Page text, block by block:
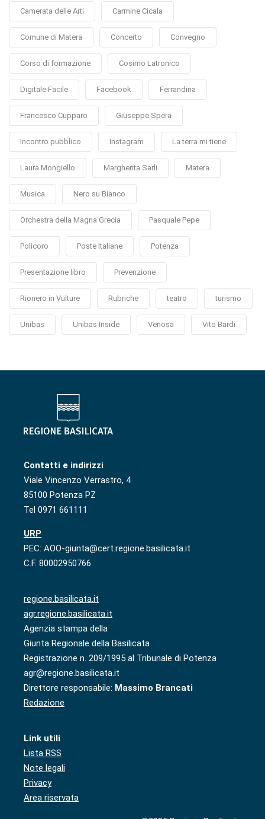
Camerata delle Arti Carmine Cicala
Comune di Matera Concerto Convegno
Corso di formazione Cosimo Latronico
Digitale Facile Facebook Ferrandina
Francesco Cupparo Giuseppe Spera
Incontro pubblico Instagram La terra mi tiene
Laura Mongiello Margherita Sarli Matera
Musica Nero su Bianco
Orchestra della Magna Grecia Pasquale Pepe
Policoro Poste Italiane Potenza
Presentazione libro Prevenzione
Rionero in Vulture Rubriche teatro turismo
Unibas Unibas Inside Venosa Vito Bardi
Contatti e indirizzi
Viale Vincenzo Verrastro, 4
85100 Potenza PZ
Tel 0971 661111
URP
PEC: AOO-giunta@cert.regione.basilicata.it
C.F. 80002950766
regione.basilicata.it
agr.regione.basilicata.it
Agenzia stampa della
Giunta Regionale della Basilicata
Registrazione n. 209/1995 al Tribunale di Potenza
agr@regione.basilicata.it
Direttore responsabile: Massimo Brancati
Redazione
Link utili
Lista RSS
Note legali
Privacy
Area riservata